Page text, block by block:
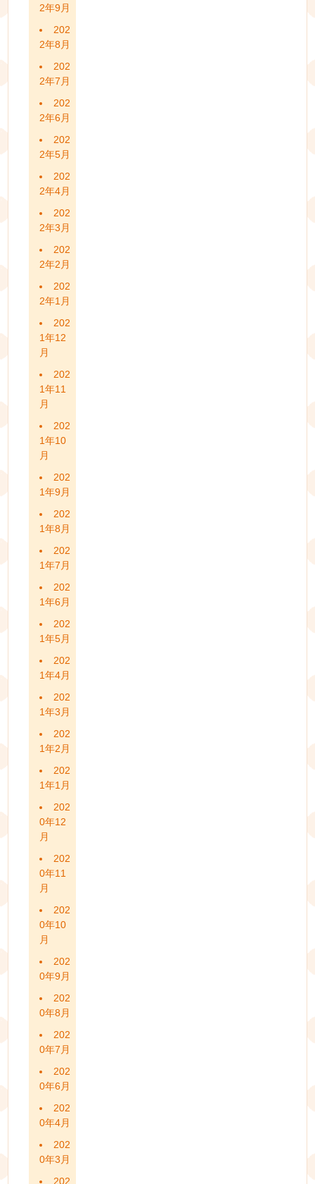
2年9月
202
2年8月
202
2年7月
202
2年6月
202
2年5月
202
2年4月
202
2年3月
202
2年2月
202
2年1月
202
1年12
月
202
1年11
月
202
1年10
月
202
1年9月
202
1年8月
202
1年7月
202
1年6月
202
1年5月
202
1年4月
202
1年3月
202
1年2月
202
1年1月
202
0年12
月
202
0年11
月
202
0年10
月
202
0年9月
202
0年8月
202
0年7月
202
0年6月
202
0年4月
202
0年3月
202